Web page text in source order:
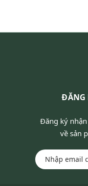
ĐĂNG
Đăng ký
về sản